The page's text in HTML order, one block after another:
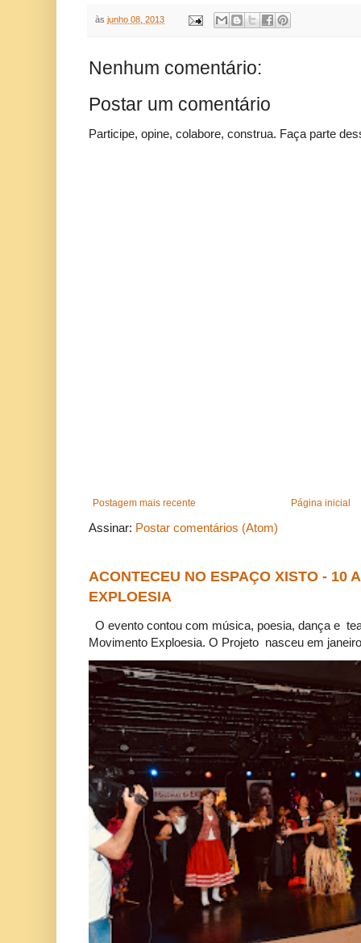
às junho 08, 2013
Nenhum comentário:
Postar um comentário
Participe, opine, colabore, construa. Faça parte
Postagem mais recente Página inicial
Assinar: Postar comentários (Atom)
ACONTECEU NO ESPAÇO XISTO - 10
EXPLOESIA
O evento contou com música, poesia, dança e
Movimento Exploesia. O Projeto nasceu em